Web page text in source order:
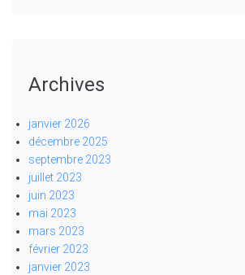
Archives
janvier 2026
décembre 2025
septembre 2023
juillet 2023
juin 2023
mai 2023
mars 2023
février 2023
janvier 2023